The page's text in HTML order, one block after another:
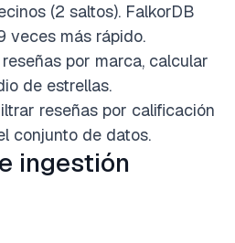
(2 saltos). FalkorDB
veces más rápido.
por marca, calcular
de estrellas.
reseñas por calificación
conjunto de datos.
ingestión